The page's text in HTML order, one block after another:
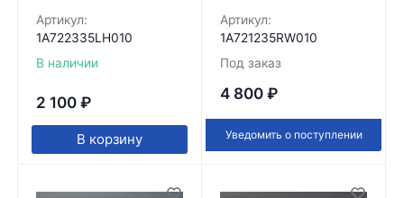
Артикул:
1A722335LH010
В наличии
2 100 ₽
В корзину
Артикул:
1A721235RW010
Под заказ
4 800 ₽
Уведомить о поступлении